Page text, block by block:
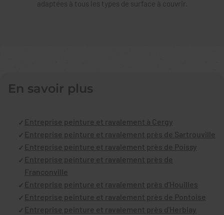
adaptées à tous les types de surface à couvrir.
En savoir plus
Entreprise peinture et ravalement à Cergy
Entreprise peinture et ravalement près de Sartrouville
Entreprise peinture et ravalement près de Poissy
Entreprise peinture et ravalement près de
Franconville
Entreprise peinture et ravalement près d'Houilles
Entreprise peinture et ravalement près de Pontoise
Entreprise peinture et ravalement près d'Herblay